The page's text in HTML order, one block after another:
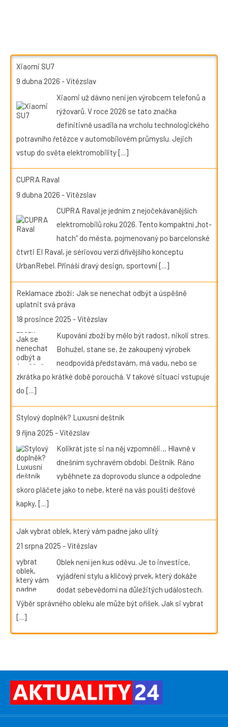
Xiaomi SU7
9 dubna 2026 -Vítězslav
Xiaomi už dávno není jen výrobcem telefonů a
rýžovarů. V roce 2026 se tato značka
definitivně usadila na vrcholu technologického
potravního řetězce v automobilovém průmyslu. Jejich
vstup do světa elektromobility[...]
CUPRA Raval
9 dubna 2026 -Vítězslav
CUPRA Raval je jedním z nejočekávanějších
elektromobilů roku 2026. Tento kompaktní „hot-
hatch“ do města, pojmenovaný po barcelonské
čtvrti El Raval, je sériovou verzí dřívějšího konceptu
UrbanRebel. Přináší dravý design, sportovní [...]
Reklamace zboží: Jak se nenechat odbýt a úspěšně
uplatnit svá práva
18 prosince 2025 -Vítězslav
Kupování zboží by mělo být radost, nikoli stres.
Bohužel, stane se, že zakoupený výrobek
neodpovídá představám, má vadu, nebo se
zkrátka po krátké době porouchá. V takové situaci vstupuje
do [...]
Stylový doplněk? Luxusní deštník
9 října 2025 -Vítězslav
Kolikrát jste si na něj vzpomněli… Hlavně v
dnešním sychravém období. Deštník. Ráno
vyběhnete za doprovodu slunce a odpoledne
skoro pláčete jako to nebe, které na vás pouští dešťové
kapky, [...]
Jak vybrat oblek, který vám padne jako ulitý
21 srpna 2025 -Vítězslav
Oblek není jen kus oděvu. Je to investice,
vyjádření stylu a klíčový prvek, který dokáže
dodat sebevědomí na důležitých událostech.
Výběr správného obleku ale může být oříšek. Jak si vybrat
[...]